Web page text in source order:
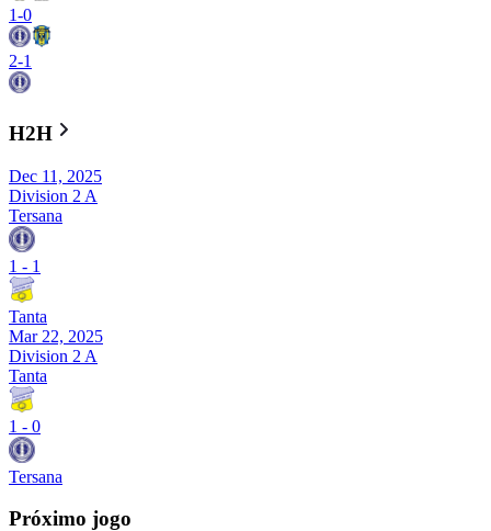
1-0
2-1
H2H
Dec 11, 2025
Division 2 A
Tersana
1 - 1
Tanta
Mar 22, 2025
Division 2 A
Tanta
1 - 0
Tersana
Próximo jogo